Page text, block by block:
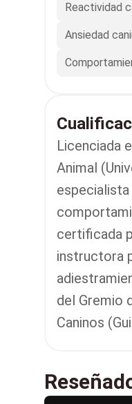
sus dueños,
convirtió en
Universidad
principios
de
Interesada
a los perros
dueños a
relaciones,
en psicología
Annie es
las compañías
Reactividad
Ansiedad
Licenciada
Animal
especialista
certificada
instructora
del Gremio
Caninos